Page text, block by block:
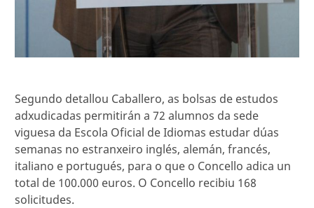
Segundo detallou Caballero, as bolsas de estudos
adxudicadas permitirán a 72 alumnos da sede
viguesa da Escola Oficial de Idiomas estudar dúas
semanas no estranxeiro inglés, alemán, francés,
italiano e portugués, para o que o Concello adica un
total de 100.000 euros. O Concello recibiu 168
solicitudes.